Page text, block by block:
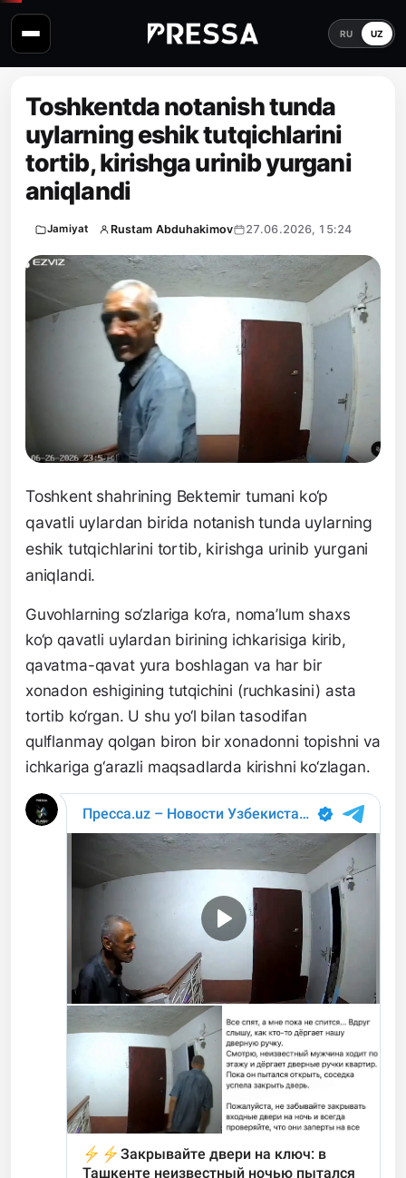
RU UZ
Toshkentda notanish tunda
uylarning eshik tutqichlarini
tortib, kirishga urinib yurgani
aniqlandi
Jamiyat Rustam Abduhakimov 27.06.2026, 15:24
Toshkent shahrining Bektemir tumani ko‘p
qavatli uylardan birida notanish tunda uylarning
eshik tutqichlarini tortib, kirishga urinib yurgani
aniqlandi.
Guvohlarning so‘zlariga ko‘ra, noma’lum shaxs
ko‘p qavatli uylardan birining ichkarisiga kirib,
qavatma-qavat yura boshlagan va har bir
xonadon eshigining tutqichini (ruchkasini) asta
tortib ko‘rgan. U shu yo‘l bilan tasodifan
qulflanmay qolgan biron bir xonadonni topishni va
ichkariga g‘arazli maqsadlarda kirishni ko‘zlagan.